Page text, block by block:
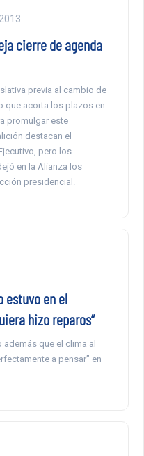
cierre de agenda
previa al cambio de
que acorta los plazos en
promulgar este
destacan el
pero los
en la Alianza los
presidencial.
estuvo en el
hizo reparos”
que el clima al
a pensar” en